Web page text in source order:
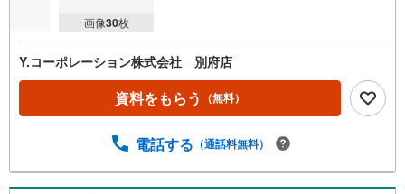
画像30枚
Y.コーポレーション株式会社 別府店
資料をもらう （無料）
電話する （通話料無料）